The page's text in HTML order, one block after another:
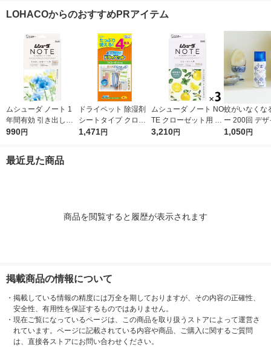
ンチョー
製薬
LOHACOからのおすすめPRアイテム
ムシューダ ノート 1
年間有効 引き出し・
衣装ケース用 フリー
990円
ドライペット 除湿剤
シートタイプ クロー
ゼット用 1袋（4枚
1,471円
ムシューダ ノート NO
TE クローゼット用 衣
類 防虫剤 ペパーミン
3,210円
蚊がいなくな
ー 200回 デザ
無香料 12時
1,050円
最近見た商品
商品を閲覧すると履歴が表示されます
掲載商品の情報について
・ 掲載している情報の精度には万全を期しておりますが、その内容の正確性、
安全性、有用性を保証するものではありません。
・ 現在ご覧になっているページは、この商品を取り扱うストアによって運営さ
れています。ページに記載されている内容や商品、ご購入に関するご質問
は、直接各ストアにお問い合わせください。